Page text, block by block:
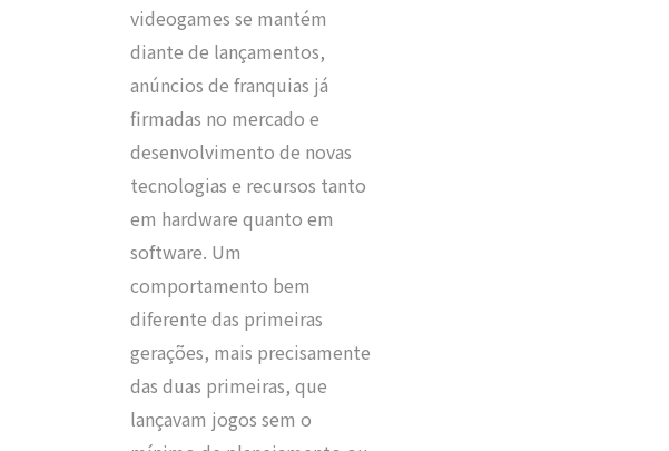
videogames se mantém
diante de lançamentos,
anúncios de franquias já
firmadas no mercado e
desenvolvimento de novas
tecnologias e recursos tanto
em hardware quanto em
software. Um
comportamento bem
diferente das primeiras
gerações, mais precisamente
das duas primeiras, que
lançavam jogos sem o